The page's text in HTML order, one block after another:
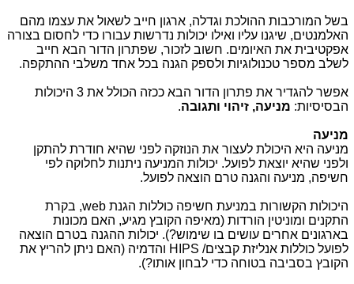
בשל המורכבות ההולכת וגדלה, ארגון חייב לשאול את עצמו מהם
האלמנטים, שיגנו עליו ואילו יכולות נדרשות עבורו כדי לחסום בצורה
אפקטיבית את האיומים. חשוב לזכור, שפתרון הדור הבא חייב
לשלב מספר טכנולוגיות ולספק הגנה בכל אחד משלבי ההתקפה.
אפשר להגדיר את פתרון הדור הבא ככזה הכולל את 3 היכולות
הבסיסיות: מניעה, זיהוי ותגובה.
מניעה
מניעה היא היכולת לעצור את הנוזקה לפני שהיא חודרת להתקן
ולפני שהיא יוצאת לפועל. יכולות המניעה ניתנות לחלוקה לפי
חשיפה, מניעה והגנה טרם הוצאה לפועל.
היכולות הקשורות במניעת חשיפה כוללות הגנת web, בקרת
התקנים ומוניטין הורדות (מאיפה הקובץ מגיע, האם מכונות
בארגונים אחרים עושים בו שימוש?). יכולות ההגנה בטרם הוצאה
לפועל כוללות אנליזת קבצים/ HIPS והדמיה (האם ניתן להריץ את
הקובץ בסביבה בטוחה כדי לבחון אותו?).